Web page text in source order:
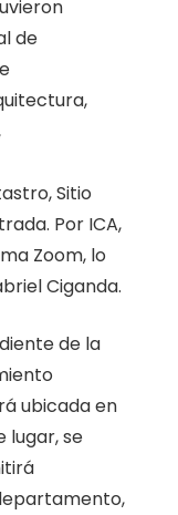
de
Sitio
Por ICA,
Zoom, lo
Ciganda.
de la
ubicada en
lugar, se